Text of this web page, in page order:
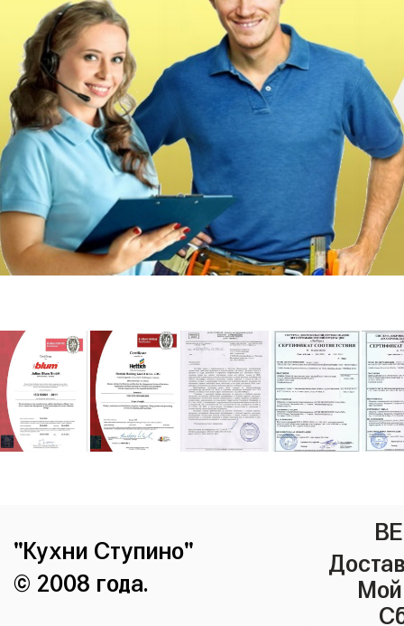
"Кухни Ступино"
© 2008 года.